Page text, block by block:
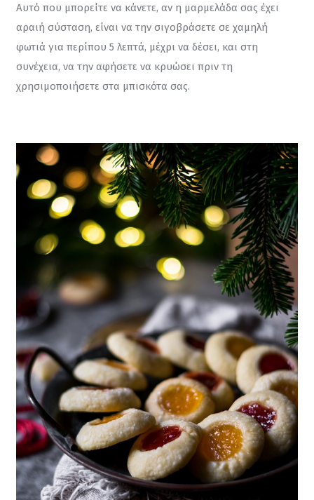
Αυτό που μπορείτε να κάνετε, αν η μαρμελάδα σας έχει
αραιή σύσταση, είναι να την σιγοβράσετε σε χαμηλή
φωτιά για περίπου 5 λεπτά, μέχρι να δέσει, και στη
συνέχεια, να την αφήσετε να κρυώσει πριν τη
χρησιμοποιήσετε στα μπισκότα σας.